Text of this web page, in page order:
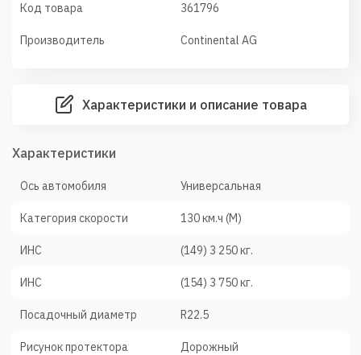
Код товара 361796
Производитель Continental AG
Характеристики и описание товара
Характеристики
Ось автомобиля Универсальная
Категория скорости 130 км.ч (М)
ИНС (149) 3 250 кг.
ИНС (154) 3 750 кг.
Посадочный диаметр R22.5
Рисунок протектора Дорожный